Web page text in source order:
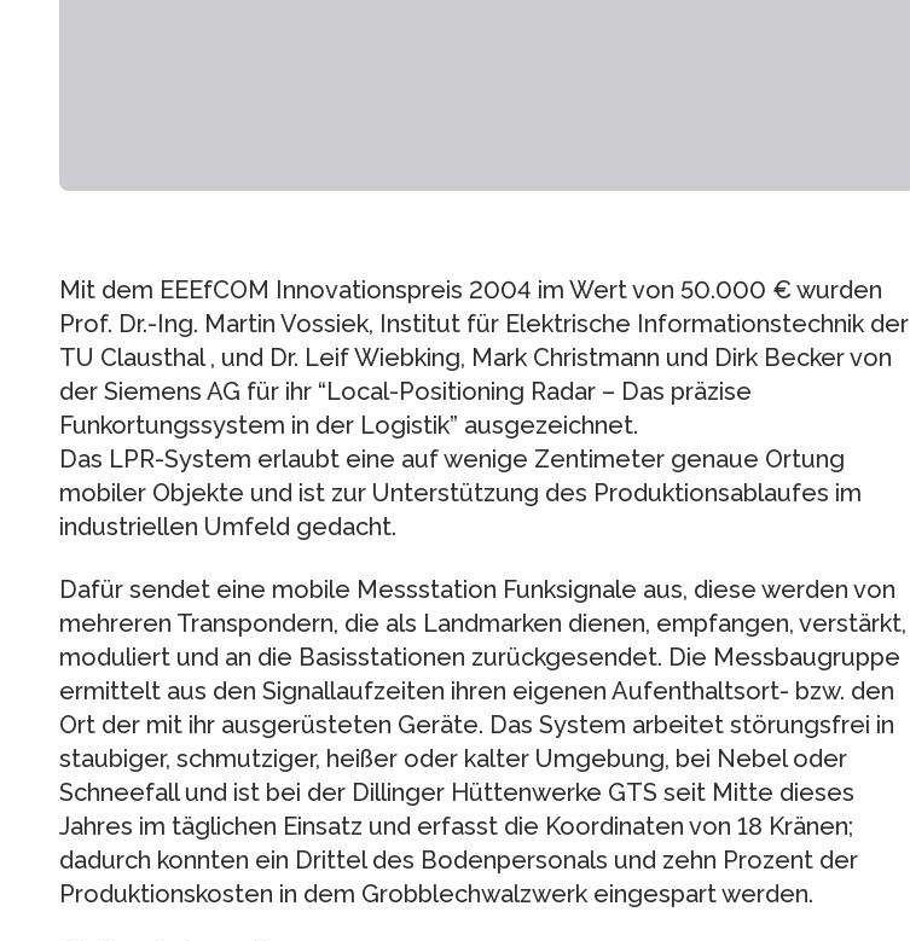
Mit dem EEEfCOM Innovationspreis 2004 im Wert von 50.000 € wurden
Prof. Dr.-Ing. Martin Vossiek, Institut für Elektrische Informationstechnik der
TU Clausthal , und Dr. Leif Wiebking, Mark Christmann und Dirk Becker von
der Siemens AG für ihr “Local-Positioning Radar – Das präzise
Funkortungssystem in der Logistik” ausgezeichnet.
Das LPR-System erlaubt eine auf wenige Zentimeter genaue Ortung
mobiler Objekte und ist zur Unterstützung des Produktionsablaufes im
industriellen Umfeld gedacht.
Dafür sendet eine mobile Messstation Funksignale aus, diese werden von
mehreren Transpondern, die als Landmarken dienen, empfangen, verstärkt,
moduliert und an die Basisstationen zurückgesendet. Die Messbaugruppe
ermittelt aus den Signallaufzeiten ihren eigenen Aufenthaltsort- bzw. den
Ort der mit ihr ausgerüsteten Geräte. Das System arbeitet störungsfrei in
staubiger, schmutziger, heißer oder kalter Umgebung, bei Nebel oder
Schneefall und ist bei der Dillinger Hüttenwerke GTS seit Mitte dieses
Jahres im täglichen Einsatz und erfasst die Koordinaten von 18 Kränen;
dadurch konnten ein Drittel des Bodenpersonals und zehn Prozent der
Produktionskosten in dem Grobblechwalzwerk eingespart werden.